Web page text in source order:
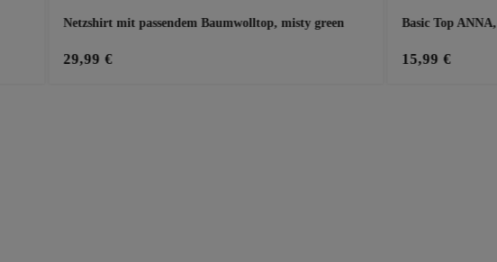
Netzshirt mit passendem Baumwolltop, misty green
29,99 €
Basic Top
15,99 €